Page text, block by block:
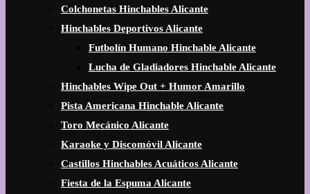
Colchonetas Hinchables Alicante
Hinchables Deportivos Alicante
Futbolín Humano Hinchable Alicante
Lucha de Gladiadores Hinchable Alicante
Hinchables Wipe Out + Humor Amarillo
Pista Americana Hinchable Alicante
Toro Mecánico Alicante
Karaoke y Discomóvil Alicante
Castillos Hinchables Acuáticos Alicante
Fiesta de la Espuma Alicante